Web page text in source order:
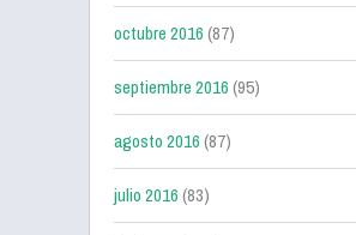
octubre 2016(87)
septiembre 2016(95)
agosto 2016(87)
julio 2016(83)